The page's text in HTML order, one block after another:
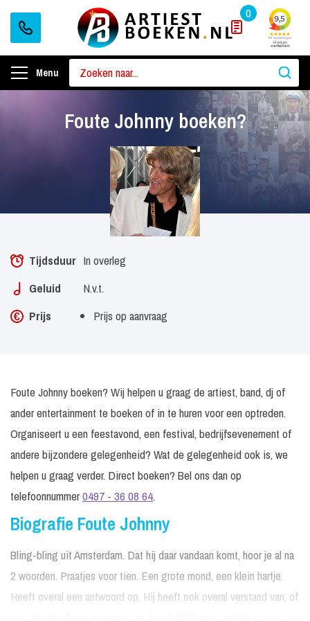
0
Menu
Foute Johnny boeken?
Tijdsduur In overleg
Geluid
N.v.t.
Prijs
Prijs op aanvraag
Foute Johnny boeken? Wij helpen u graag de artiest, band, dj of
ander entertainment te boeken of in te huren voor een optreden.
Organiseert u een feestavond, een festival, bedrijfsevenement of
andere bijzondere gelegenheid? Wat de gelegenheid ook is, we
helpen u graag verder. Direct boeken? Bel ons dan op
telefoonnummer0497 - 36 08 64.
Biografie Foute Johnny
Bling-bling uit Amsterdam. Dat hij daar vandaan komt, hoor je al na
2 woorden. Praatjes voor tien. Een grote mond, een klein hartje.
Heeft overal een antwoord op. Hij heeft ook overal verstand van, of